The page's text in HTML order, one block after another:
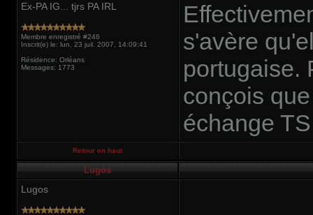
Ex-PA IG... tjrs PA IRL
Membre enregistré #246
Inscrit(e) le: lun. 23 juil. 2007, 14:09:41
Résidence: Orléans
Messages: 1773
s'avère
portugaise.
conçois
échange
Retour en haut
Lugos
Lugos